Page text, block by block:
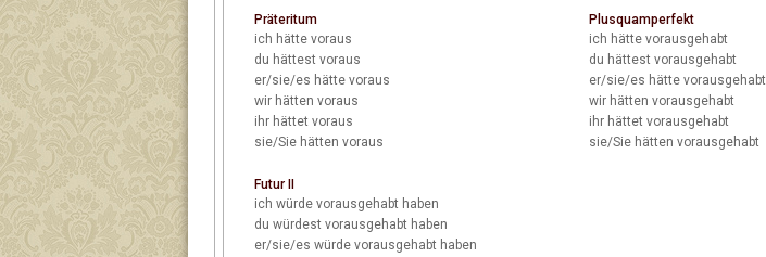
Präteritum
ich hätte voraus
du hättest voraus
er/sie/es hätte voraus
wir hätten voraus
ihr hättet voraus
sie/Sie hätten voraus
Plusquamperfekt
ich hätte vorausgehabt
du hättest vorausgehabt
er/sie/es hätte vorausgehabt
wirhätten vorausgehabt
ihrhättet vorausgehabt
sie/Siehätten vorausgehabt
Futur II
ich
würde vorausgehabt haben
du
würdest vorausgehabt haben
er/sie/es
würde vorausgehabt haben